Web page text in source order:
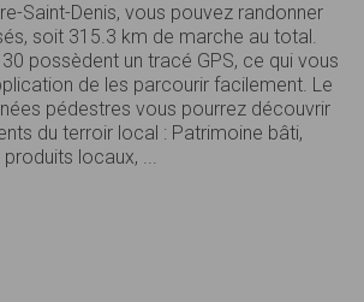
Saint-Denis, vous pouvez randonner
soit 315.3 km de marche au total.
possèdent un tracé GPS, ce qui vous
de les parcourir facilement. Le
pédestres vous pourrez découvrir
du terroir local : Patrimoine bâti,
locaux, ...